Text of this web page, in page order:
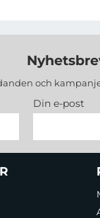
och
Din e-post